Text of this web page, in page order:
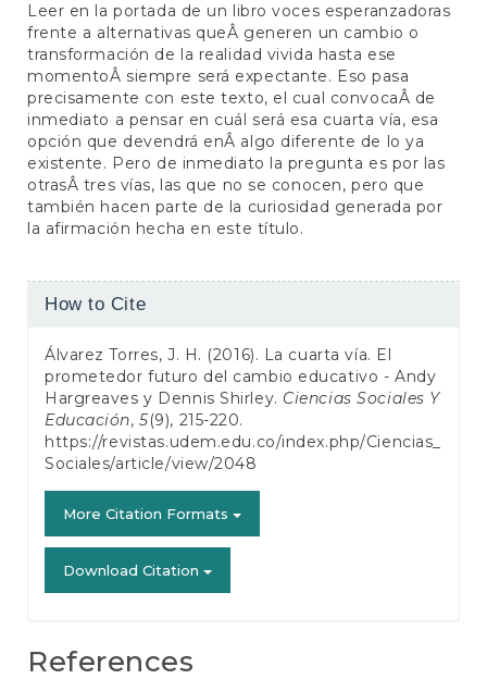
Leer en la portada de un libro voces esperanzadoras
frente a alternativas queÂ generen un cambio o
transformación de la realidad vivida hasta ese
momentoÂ siempre será expectante. Eso pasa
precisamente con este texto, el cual convocaÂ de
inmediato a pensar en cuál será esa cuarta vía, esa
opción que devendrá enÂ algo diferente de lo ya
existente. Pero de inmediato la pregunta es por las
otrasÂ tres vías, las que no se conocen, pero que
también hacen parte de la curiosidad generada por
la afirmación hecha en este título.
Article
How to Cite
Álvarez Torres, J. H. (2016). La cuarta vía. El
prometedor futuro del cambio educativo - Andy
Hargreaves y Dennis Shirley. Ciencias Sociales Y
Educación,5(9), 215-220.
https://revistas.udem.edu.co/index.php/Ciencias_
Sociales/article/view/2048
More Citation Formats
Download Citation
References